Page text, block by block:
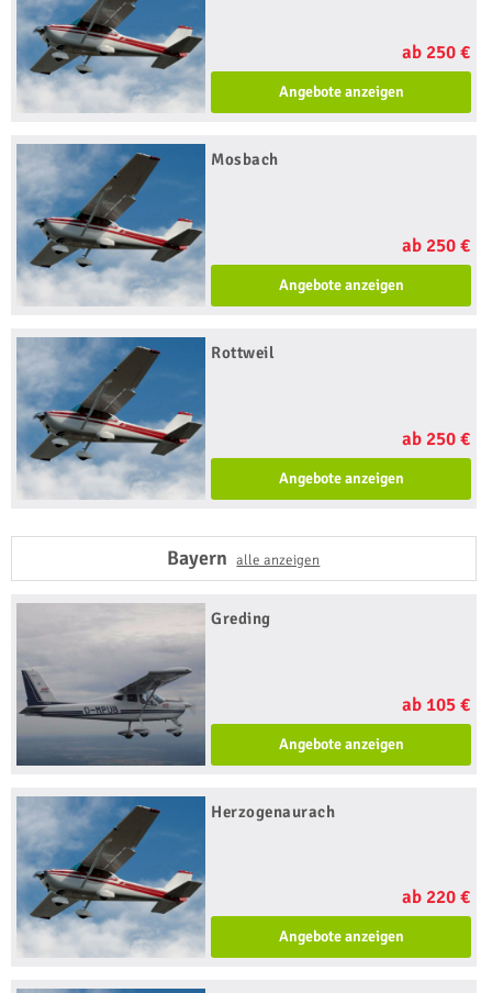
ab 250 €
Angebote anzeigen
Mosbach
ab 250 €
Angebote anzeigen
Rottweil
ab 250 €
Angebote anzeigen
Bayernalle anzeigen
Greding
ab 105 €
Angebote anzeigen
Herzogenaurach
ab 220 €
Angebote anzeigen